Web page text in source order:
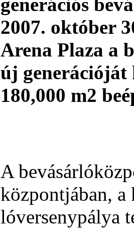
2007. október
Arena Plaza a
új
180,000 m2
A
központjában, a
lóversenypálya